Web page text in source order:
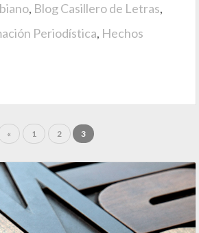
, Blog Casillero de Letras,
Periodística, Hechos
« 1 2 3